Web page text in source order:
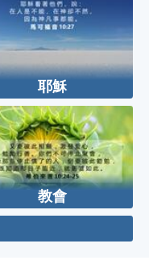
耶穌
教會